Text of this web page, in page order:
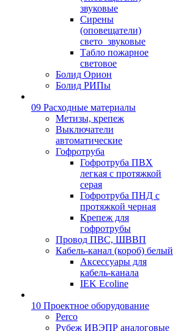
звуковые
Сирены
(оповещатели)
свето_звуковые
Табло пожарное
световое
Болид Орион
Болид РИПы
09 Расходные материалы
Метизы, крепеж
Выключатели
автоматические
Гофротруба
Гофротруба ПВХ
легкая с протяжкой
серая
Гофротруба ПНД с
протяжкой черная
Крепеж для
гофротрубы
Провод ПВС, ШВВП
Кабель-канал (короб) белый
Аксессуары для
кабель-канала
IEK Ecoline
10 Проектное оборудование
Perco
Рубеж ИВЭПР аналоговые